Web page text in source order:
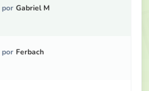
por Gabriel M
por Ferbach